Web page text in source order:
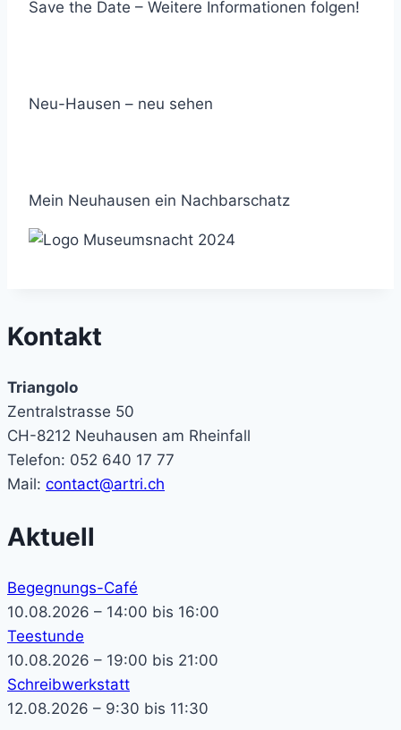
Save the Date – Weitere Informationen folgen!
Neu-Hausen – neu sehen
Mein Neuhausen ein Nachbarschatz
Kontakt
Triangolo
Zentralstrasse 50
CH-8212 Neuhausen am Rheinfall
Telefon: 052 640 17 77
Mail: contact@artri.ch
Aktuell
Begegnungs-Café
10.08.2026 – 14:00 bis 16:00
Teestunde
10.08.2026 – 19:00 bis 21:00
Schreibwerkstatt
12.08.2026 – 9:30 bis 11:30